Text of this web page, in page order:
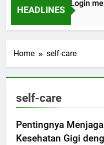
HEADLINES
EDWINSLOT Login
Ago
Home self-care
self-care
Pentingnya Menjaga
Kesehatan Gigi